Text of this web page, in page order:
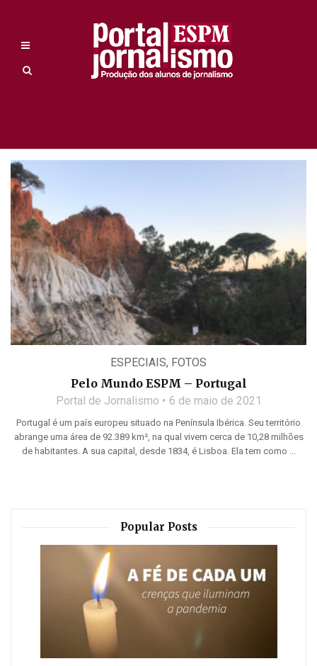
ESPECIAIS, FOTOS
Pelo Mundo ESPM – Portugal
Portal de Jornalismo 6 de maio de 2021
Portugal é um país europeu situado na Península Ibérica. Seu território
abrange uma área de 92.389 km², na qual vivem cerca de 10,28 milhões
de habitantes. A sua capital, desde 1834, é Lisboa. Ela tem como ...
Popular Posts